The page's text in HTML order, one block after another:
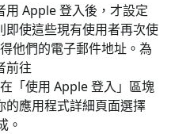
用 Apple 登入後，才設定
使這些現有使用者再次使
他們的電子郵件地址。為
前往
在「使用 Apple 登入」區塊
的應用程式詳細頁面選擇
。